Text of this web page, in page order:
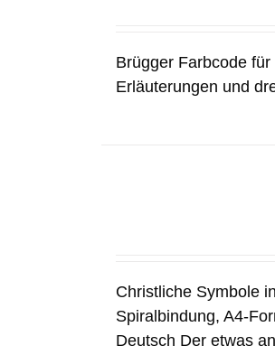
Brügger Farbcode
Erläuterungen und
Christliche Symbole
Spiralbindung, A4-
Deutsch Der etwas